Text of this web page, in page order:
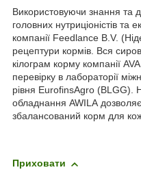
Використовуючи знання та
головних нутриціоністів та
компанії Feedlance B.V.
рецептури кормів. Вся
кілограм корму компанії
перевірку в лабораторії
рівня EurofinsAgro (BLGG).
обладнання AWILA
збалансований корм для
Приховати